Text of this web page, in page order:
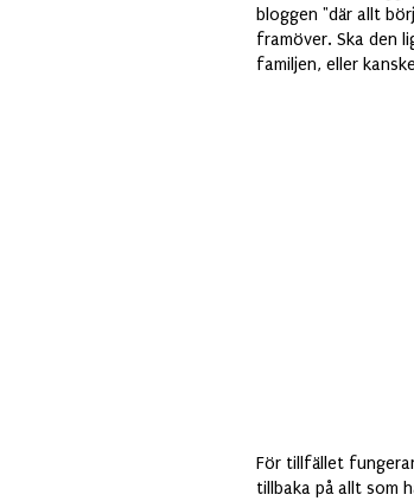
bloggen "där allt
framöver. Ska den
familjen, eller
För tillfället
tillbaka på allt som